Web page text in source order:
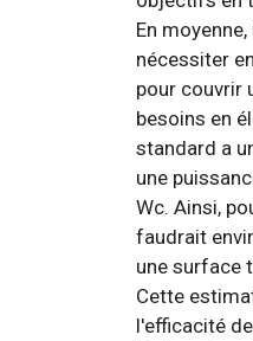
En
nécessiter
pour couvrir
besoins en
standard a
une
Wc. Ainsi,
faudrait
une surface
Cette
l'efficacité